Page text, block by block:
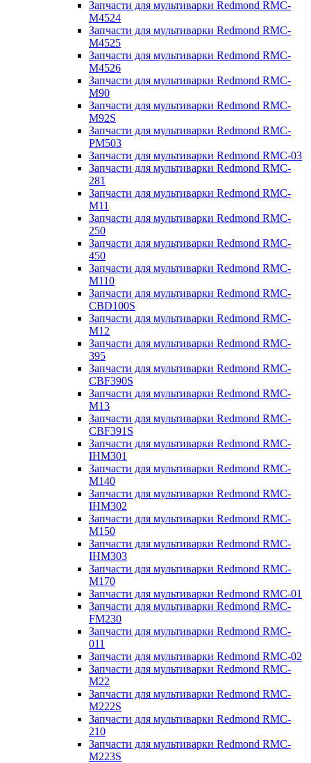
Запчасти для мультиварки Redmond RMC-
M4524
Запчасти для мультиварки Redmond RMC-
M4525
Запчасти для мультиварки Redmond RMC-
M4526
Запчасти для мультиварки Redmond RMC-
M90
Запчасти для мультиварки Redmond RMC-
M92S
Запчасти для мультиварки Redmond RMC-
PM503
Запчасти для мультиварки Redmond RMC-03
Запчасти для мультиварки Redmond RMC-
281
Запчасти для мультиварки Redmond RMC-
M11
Запчасти для мультиварки Redmond RMC-
250
Запчасти для мультиварки Redmond RMC-
450
Запчасти для мультиварки Redmond RMC-
M110
Запчасти для мультиварки Redmond RMC-
CBD100S
Запчасти для мультиварки Redmond RMC-
M12
Запчасти для мультиварки Redmond RMC-
395
Запчасти для мультиварки Redmond RMC-
CBF390S
Запчасти для мультиварки Redmond RMC-
M13
Запчасти для мультиварки Redmond RMC-
CBF391S
Запчасти для мультиварки Redmond RMC-
IHM301
Запчасти для мультиварки Redmond RMC-
M140
Запчасти для мультиварки Redmond RMC-
IHM302
Запчасти для мультиварки Redmond RMC-
M150
Запчасти для мультиварки Redmond RMC-
IHM303
Запчасти для мультиварки Redmond RMC-
M170
Запчасти для мультиварки Redmond RMC-01
Запчасти для мультиварки Redmond RMC-
FM230
Запчасти для мультиварки Redmond RMC-
011
Запчасти для мультиварки Redmond RMC-02
Запчасти для мультиварки Redmond RMC-
M22
Запчасти для мультиварки Redmond RMC-
M222S
Запчасти для мультиварки Redmond RMC-
210
Запчасти для мультиварки Redmond RMC-
M223S